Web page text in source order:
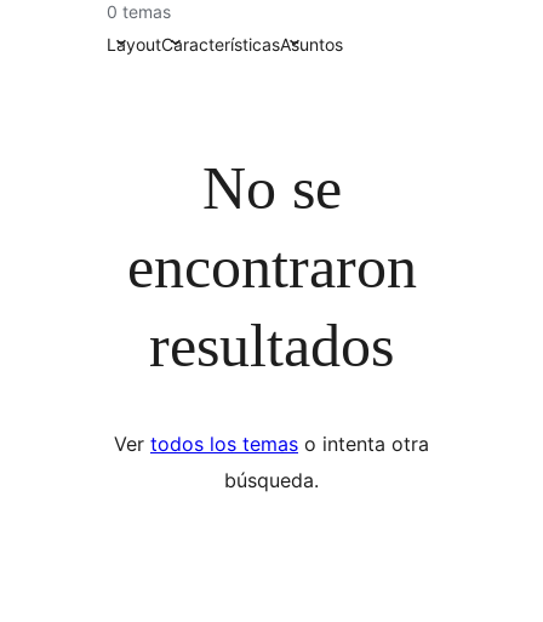
0 temas
LayoutCaracterísticasAsuntos
No se
encontraron
resultados
Ver todos los temas o intenta otra
búsqueda.